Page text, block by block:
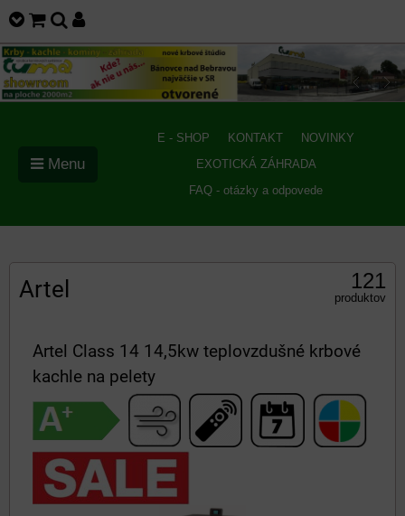
E - SHOP KONTAKT
NOVINKY
EXOTICKÁ ZÁHRADA
FAQ - otázky a odpovede
Menu
Artel 121
produktov
Artel Class 14 14,5kw teplovzdušné krbové
kachle na pelety